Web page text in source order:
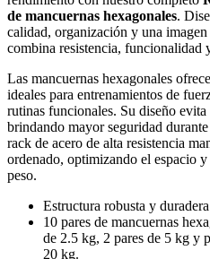
de mancuernas hexagonales.
calidad, organización y una
combina resistencia, funcionalidad
Las mancuernas hexagonales
ideales para entrenamientos de
rutinas funcionales. Su diseño evita
brindando mayor seguridad
rack de acero de alta resistencia
ordenado, optimizando el espacio
peso.
Estructura robusta y duradera
10 pares de mancuernas
de 2.5 kg, 2 pares de 5 kg y
20 kg.